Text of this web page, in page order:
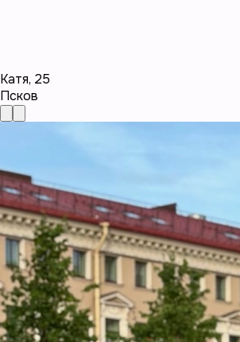
Катя, 25
Псков